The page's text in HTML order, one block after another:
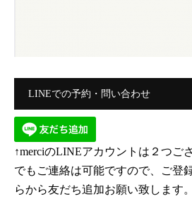
LINEでの予約・問い合わせ
↑merciのLINEアカウントは２つご
でもご連絡は可能ですので、ご登
らから友だち追加お願い致します。